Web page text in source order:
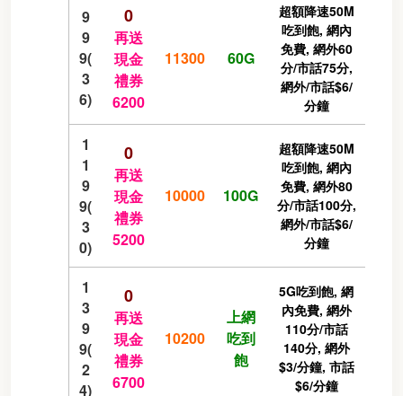
9
9
9(
3
6)
0
再送
現金
禮券
6200
11300 60G
超額降速50M
吃到飽, 網內
免費, 網外60
分/市話75分,
網外/市話$6/
分鐘
1
1
9
9(
3
0)
0
再送
現金
禮券
5200
10000 100G
超額降速50M
吃到飽, 網內
免費, 網外80
分/市話100分,
網外/市話$6/
分鐘
1
3
9
9(
2
4)
0
再送
現金
禮券
6700
10200
上網
吃到
飽
5G吃到飽, 網
內免費, 網外
110分/市話
140分, 網外
$3/分鐘, 市話
$6/分鐘